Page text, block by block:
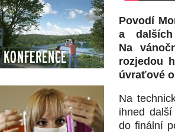
Konference
Povodí
a
Na
rozjedou
úvraťové
Na
ihned
do finální